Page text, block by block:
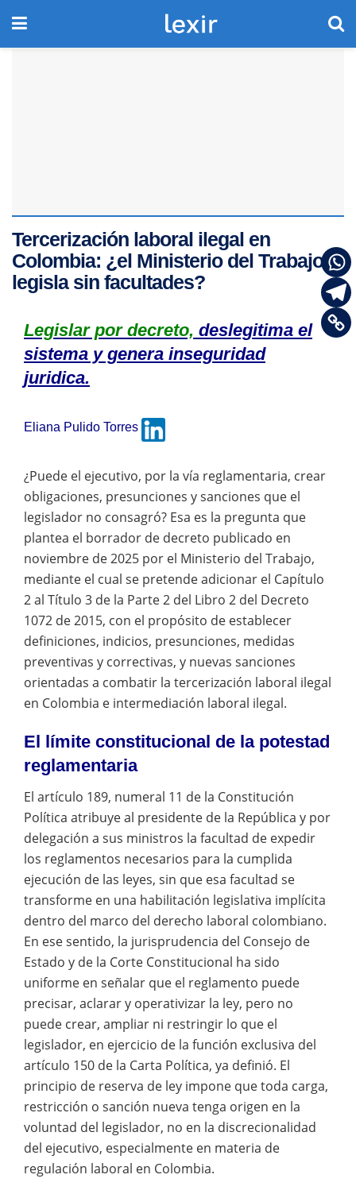
Tercerización laboral ilegal en
Colombia: ¿el Ministerio del Trabajo
legisla sin facultades?
Legislar por decreto, deslegitima el
sistema y genera inseguridad
juridica.
Eliana Pulido Torres
¿Puede el ejecutivo, por la vía reglamentaria, crear
obligaciones, presunciones y sanciones que el
legislador no consagró? Esa es la pregunta que
plantea el borrador de decreto publicado en
noviembre de 2025 por el Ministerio del Trabajo,
mediante el cual se pretende adicionar el Capítulo
2 al Título 3 de la Parte 2 del Libro 2 del Decreto
1072 de 2015, con el propósito de establecer
definiciones, indicios, presunciones, medidas
preventivas y correctivas, y nuevas sanciones
orientadas a combatir la tercerización laboral ilegal
en Colombia e intermediación laboral ilegal.
El límite constitucional de la potestad
reglamentaria
El artículo 189, numeral 11 de la Constitución
Política atribuye al presidente de la República y por
delegación a sus ministros la facultad de expedir
los reglamentos necesarios para la cumplida
ejecución de las leyes, sin que esa facultad se
transforme en una habilitación legislativa implícita
dentro del marco del derecho laboral colombiano.
En ese sentido, la jurisprudencia del Consejo de
Estado y de la Corte Constitucional ha sido
uniforme en señalar que el reglamento puede
precisar, aclarar y operativizar la ley, pero no
puede crear, ampliar ni restringir lo que el
legislador, en ejercicio de la función exclusiva del
artículo 150 de la Carta Política, ya definió. El
principio de reserva de ley impone que toda carga,
restricción o sanción nueva tenga origen en la
voluntad del legislador, no en la discrecionalidad
del ejecutivo, especialmente en materia de
regulación laboral en Colombia.